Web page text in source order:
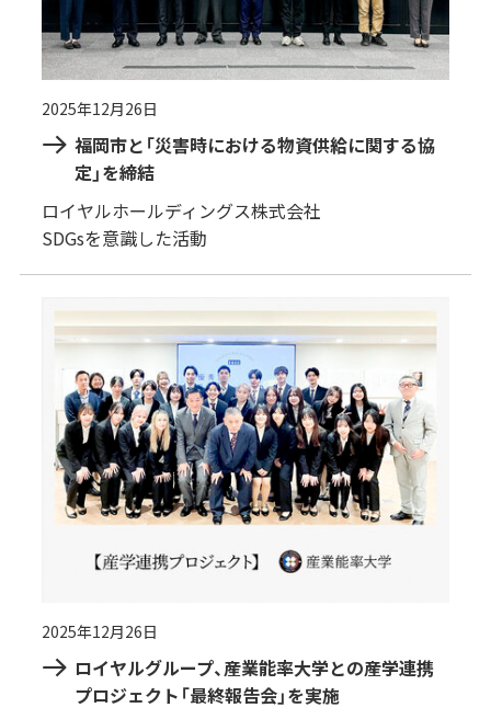
2025年12月26日
福岡市と「災害時における物資供給に関する協
定」を締結
ロイヤルホールディングス株式会社
SDGsを意識した活動
2025年12月26日
ロイヤルグループ、産業能率大学との産学連携
プロジェクト「最終報告会」を実施